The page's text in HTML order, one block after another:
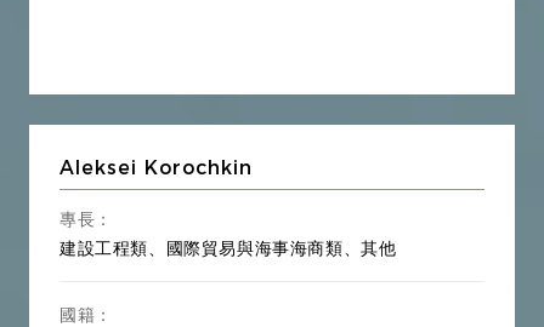
Aleksei Korochkin
專長：
建設工程類、國際貿易與海事海商類、其他
國籍：